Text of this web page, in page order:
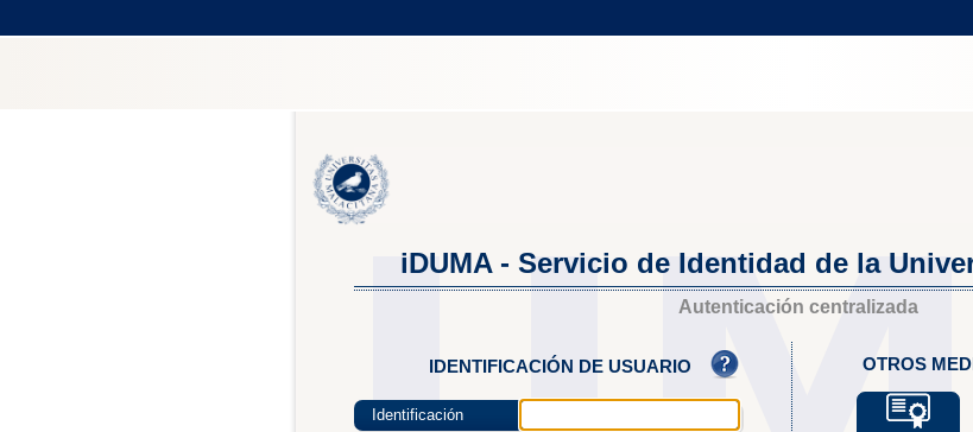
iDUMA - Servicio de Identidad de la
Autenticación centralizada
IDENTIFICACIÓN DE USUARIO
Identificación
OTROS